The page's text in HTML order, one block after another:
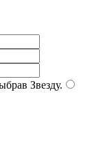
Звезду.